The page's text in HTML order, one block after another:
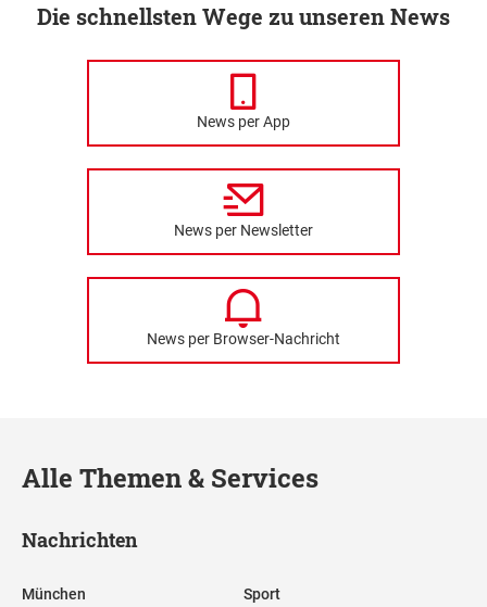
Die schnellsten Wege zu unseren News
News per App
News per Newsletter
News per Browser-Nachricht
Alle Themen & Services
Nachrichten
München Sport